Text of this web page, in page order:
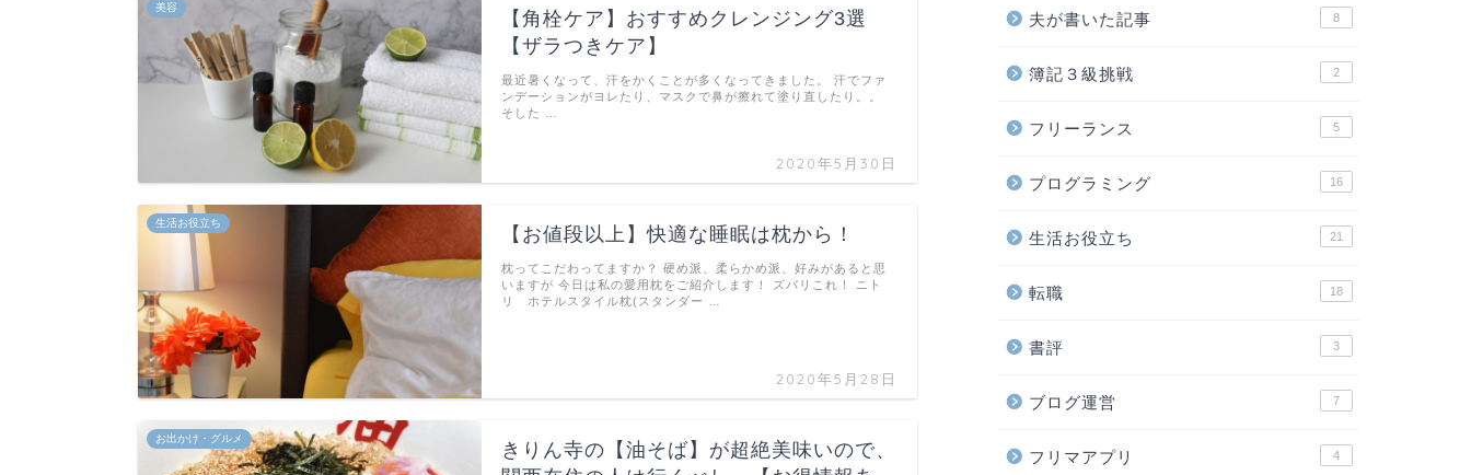
美容
【角栓ケア】おすすめクレンジング3選
【ザラつきケア】
2020年5月30日
最近暑くなって、汗をかくことが多くなってきました。 汗でファ
ンデーションがヨレたり、マスクで鼻が擦れて塗り直したり。。
そした …
生活お役立ち
【お値段以上】快適な睡眠は枕から！
2020年5月28日
枕ってこだわってますか？ 硬め派、柔らかめ派、好みがあると思
いますが 今日は私の愛用枕をご紹介します！ ズバリこれ！ ニト
リ ホテルスタイル枕(スタンダー …
お出かけ・グルメ
きりん寺の【油そば】が超絶美味いので、
【未経験から
現在プログラミング勉
【全て無料】
【エンジニア
転職エージェントと言
に3社に絞り込んでみ
職場の近くに
夫が書いた記事 8
簿記３級挑戦 2
フリーランス 5
プログラミング 16
生活お役立ち 21
転職 18
書評 3
ブログ運営 7
フリマアプリ 4